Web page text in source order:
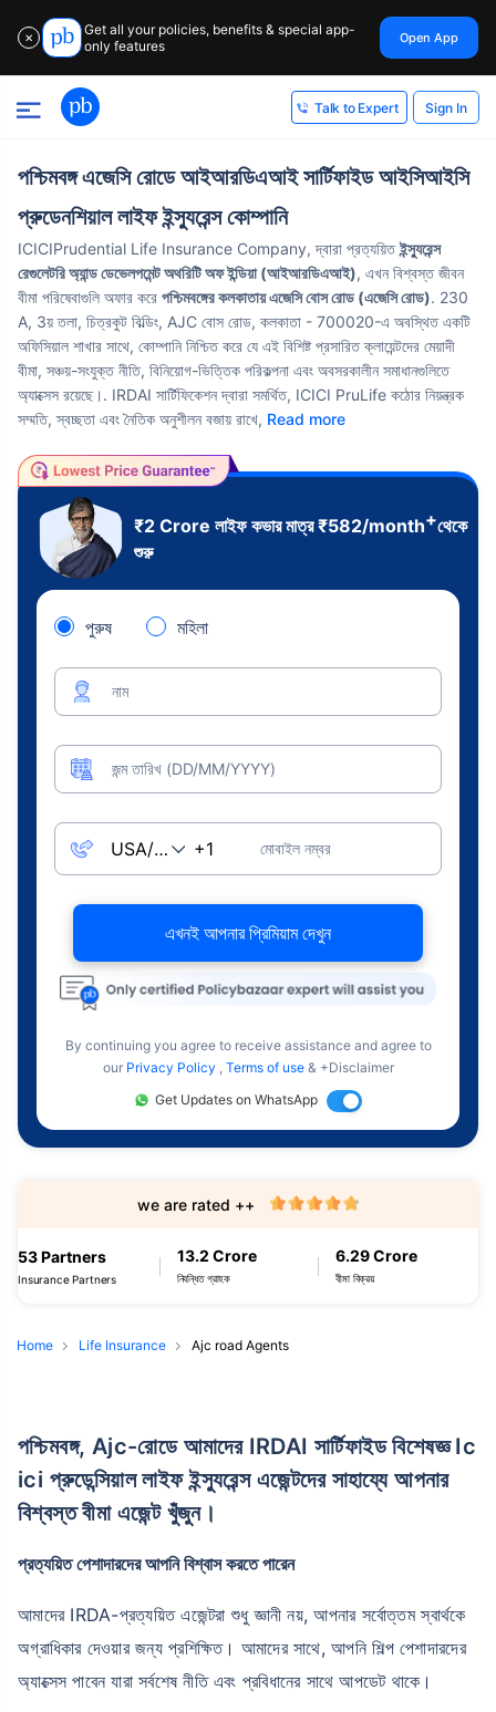
✕
Get all your policies, benefits & special app-
only features
Open App
Talk to Expert Sign In
পশ্চিমবঙ্গ এজেসি রোডে আইআরডিএআই সার্টিফাইড আইসিআইসি
প্রুডেনশিয়াল লাইফ ইন্স্যুরেন্স কোম্পানি
ICICIPrudential Life Insurance Company, দ্বারা প্রত্যয়িতইন্স্যুরেন্স
রেগুলেটরি অ্যান্ড ডেভেলপমেন্ট অথরিটি অফ ইন্ডিয়া (আইআরডিএআই), এখন বিশ্বস্ত জীবন
বীমা পরিষেবাগুলি অফার করে পশ্চিমবঙ্গের কলকাতায় এজেসি বোস রোড (এজেসি রোড). 230
A, 3য় তলা, চিত্রকুট বিল্ডিং, AJC বোস রোড, কলকাতা - 700020-এ অবস্থিত একটি
অফিসিয়াল শাখার সাথে, কোম্পানি নিশ্চিত করে যে এই বিশিষ্ট প্রসারিত ক্লায়েন্টদের মেয়াদী
বীমা, সঞ্চয়-সংযুক্ত নীতি, বিনিয়োগ-ভিত্তিক পরিকল্পনা এবং অবসরকালীন সমাধানগুলিতে
অ্যাক্সেস রয়েছে।. IRDAI সার্টিফিকেশন দ্বারা সমর্থিত, ICICI PruLife কঠোর নিয়ন্ত্রক
সম্মতি, স্বচ্ছতা এবং নৈতিক অনুশীলন বজায় রাখে, Read more
₹2 Crore লাইফ কভার মাত্র₹582/month+থেকে
শুরু
পুরুষ মহিলা
নাম
জন্ম তারিখ (DD/MM/YYYY)
মোবাইল নম্বর
এখনই আপনার প্রিমিয়াম দেখুন
By continuing you agree to receive assistance and agree to
our Privacy Policy , Terms of use & +Disclaimer
Get Updates on WhatsApp
53 Partners
Insurance Partners
13.2 Crore
নিবন্ধিত গ্রাহক
6.29 Crore
বীমা বিক্রয়
we are rated ++
Home Life Insurance Ajc road Agents
পশ্চিমবঙ্গ, Ajc-রোডে আমাদের IRDAI সার্টিফাইড বিশেষজ্ঞ Ic
ici প্রুডেন্সিয়াল লাইফ ইন্স্যুরেন্স এজেন্টদের সাহায্যে আপনার
বিশ্বস্ত বীমা এজেন্ট খুঁজুন।
প্রত্যয়িত পেশাদারদের আপনি বিশ্বাস করতে পারেন
আমাদের IRDA-প্রত্যয়িত এজেন্টরা শুধু জ্ঞানী নয়, আপনার সর্বোত্তম স্বার্থকে
অগ্রাধিকার দেওয়ার জন্য প্রশিক্ষিত। আমাদের সাথে, আপনি শিল্প পেশাদারদের
অ্যাক্সেস পাবেন যারা সর্বশেষ নীতি এবং প্রবিধানের সাথে আপডেট থাকে।